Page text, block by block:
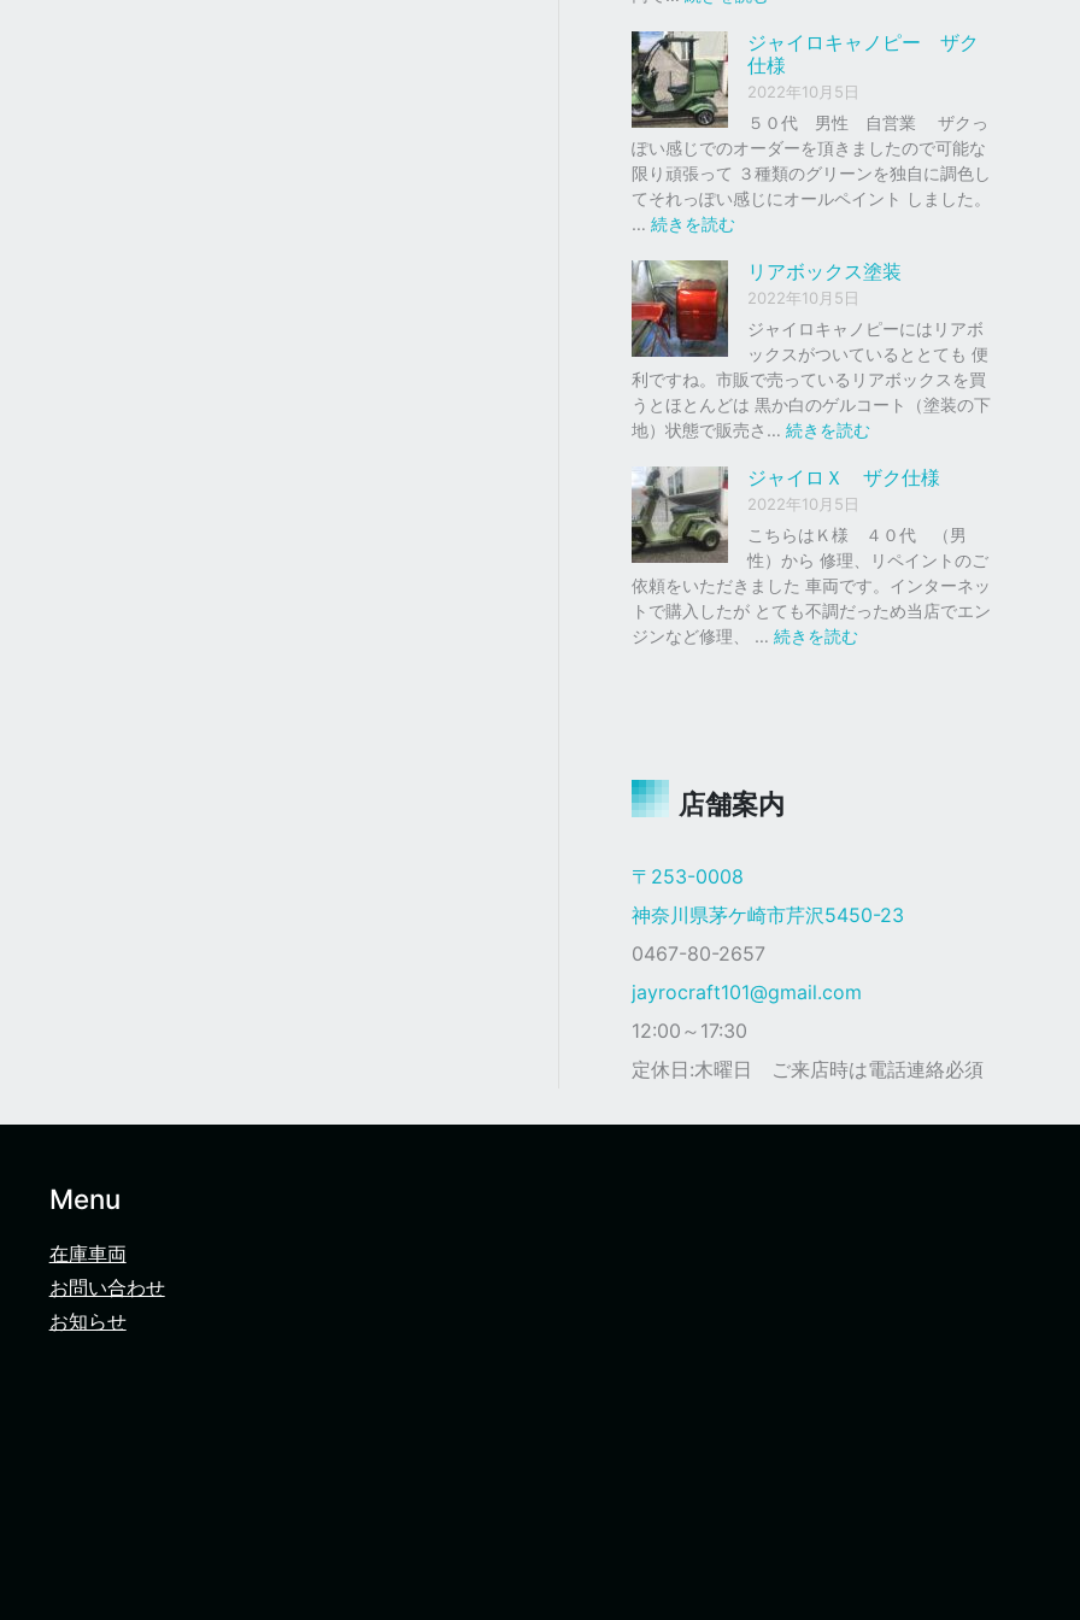
、
車
の
下
取
り
、
買
を
は
じ
め
ま
し
た
ャ
イ
ロ
Ｘ
ソ
リ
レ
ッ
ド
ジャイロキャノピー ザク
仕様
2022年10月5日
５０代 男性 自営業 ザクっ
ぽい感じでのオーダーを頂きましたので可能な
限り頑張って ３種類のグリーンを独自に調色し
てそれっぽい感じにオールペイント しました。
… 続きを読む:
イ
ロ
キ
ャ
ノ
ピ
ザ
仕
様
リアボックス塗装
2022年10月5日
ジャイロキャノピーにはリアボ
ックスがついているととても 便
利ですね。市販で売っているリアボックスを買
うとほとんどは 黒か白のゲルコート（塗装の下
地）状態で販売さ… 続きを読む:
ア
ッ
ク
ス
塗
ジャイロＸ ザク仕様
2022年10月5日
こちらはＫ様 ４０代 （男
性）から 修理、リペイントのご
依頼をいただきました 車両です。インターネッ
トで購入したが とても不調だっため当店でエン
ジンなど修理、 … 続きを読む:
店舗案内
〒253-0008
神奈川県茅ケ崎市芹沢5450-23
0467-80-2657
jayrocraft101@gmail.com
12:00～17:30
定休日:木曜日 ご来店時は電話連絡必須
Menu
在庫車両
お問い合わせ
お知らせ